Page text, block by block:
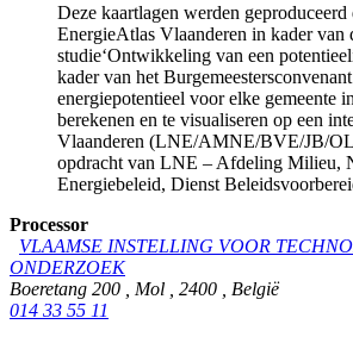
Deze kaartlagen werden
EnergieAtlas Vlaanderen in kader van
studie‘Ontwikkeling van een
kader van het
energiepotentieel voor elke gemeente
berekenen en te visualiseren op een
Vlaanderen (LNE/AMNE/BVE/JB/
opdracht van LNE – Afdeling Milieu,
Energiebeleid, Dienst
Processor
VLAAMSE INSTELLING VOOR
ONDERZOEK
Boeretang 200
Mol 2400
België
014 33 55 11